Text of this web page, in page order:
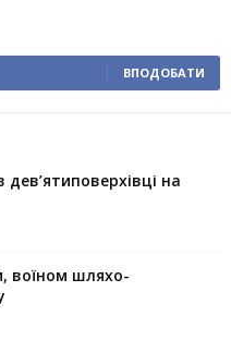
ВПОДОБАТИ
на
воїном шляхо-